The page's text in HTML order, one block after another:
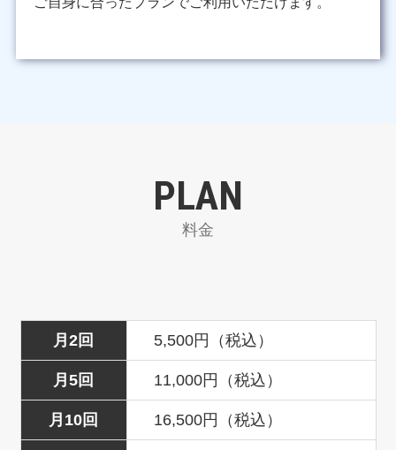
PLAN
料金
月2回 5,500円（税込）
月5回 11,000円（税込）
月10回 16,500円（税込）